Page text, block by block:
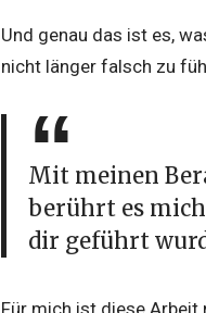
Und genau das ist es,
nicht länger falsch zu
Mit meinen
berührt es mich
dir geführt
Für mich ist diese Arbeit